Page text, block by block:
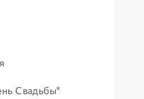
Свадьбы"